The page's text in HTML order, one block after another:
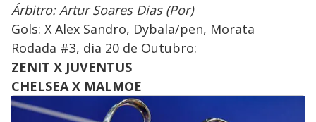
Árbitro: Artur Soares Dias (Por)
Gols: X Alex Sandro, Dybala/pen, Morata
Rodada #3, dia 20 de Outubro:
ZENIT X JUVENTUS
CHELSEA X MALMOE